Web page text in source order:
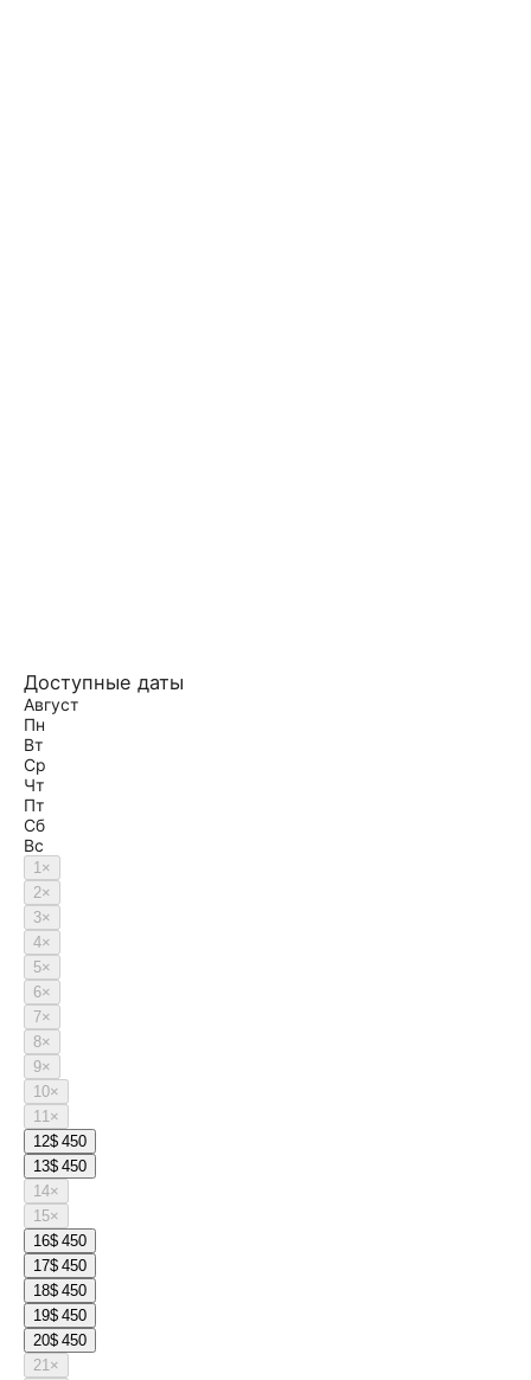
Доступные даты
Август
Пн
Вт
Ср
Чт
Пт
Сб
Вс
1×
2×
3×
4×
5×
6×
7×
8×
9×
10×
11×
12$ 450
13$ 450
14×
15×
16$ 450
17$ 450
18$ 450
19$ 450
20$ 450
21×